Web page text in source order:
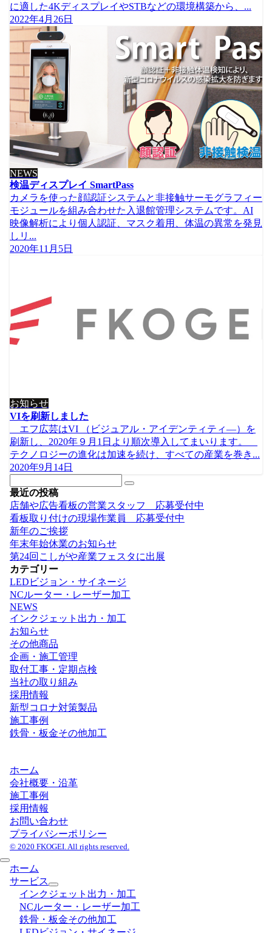
に適した4KディスプレイやSTBなどの環境構築から、...
2022年4月26日
NEWS
検温ディスプレイ SmartPass
カメラを使った顔認証システムと非接触サーモグラフィー
モジュールを組み合わせた入退館管理システムです。AI
映像解析により個人認証、マスク着用、体温の異常を発見
しリ...
2020年11月5日
お知らせ
VIを刷新しました
エフ広芸はVI （ビジュアル・アイデンティティ―）を
刷新し、2020年９月1日より順次導入してまいります。
テクノロジーの進化は加速を続け、すべての産業を巻き...
2020年9月14日
最近の投稿
店舗や広告看板の営業スタッフ 応募受付中
看板取り付けの現場作業員 応募受付中
新年のご挨拶
年末年始休業のお知らせ
第24回こしがや産業フェスタに出展
カテゴリー
LEDビジョン・サイネージ
NCルーター・レーザー加工
NEWS
インクジェット出力・加工
お知らせ
その他商品
企画・施工管理
取付工事・定期点検
当社の取り組み
採用情報
新型コロナ対策製品
施工事例
鉄骨・板金その他加工
ホーム
会社概要・沿革
施工事例
採用情報
お問い合わせ
プライバシーポリシー
© 2020 FKOGEI. All rights reserved.
ホーム
サービス
インクジェット出力・加工
NCルーター・レーザー加工
鉄骨・板金その他加工